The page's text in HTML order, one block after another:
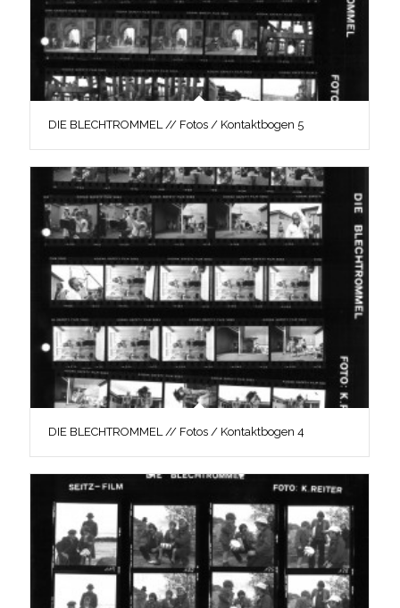
DIE BLECHTROMMEL // Fotos / Kontaktbogen 5
DIE BLECHTROMMEL // Fotos / Kontaktbogen 4